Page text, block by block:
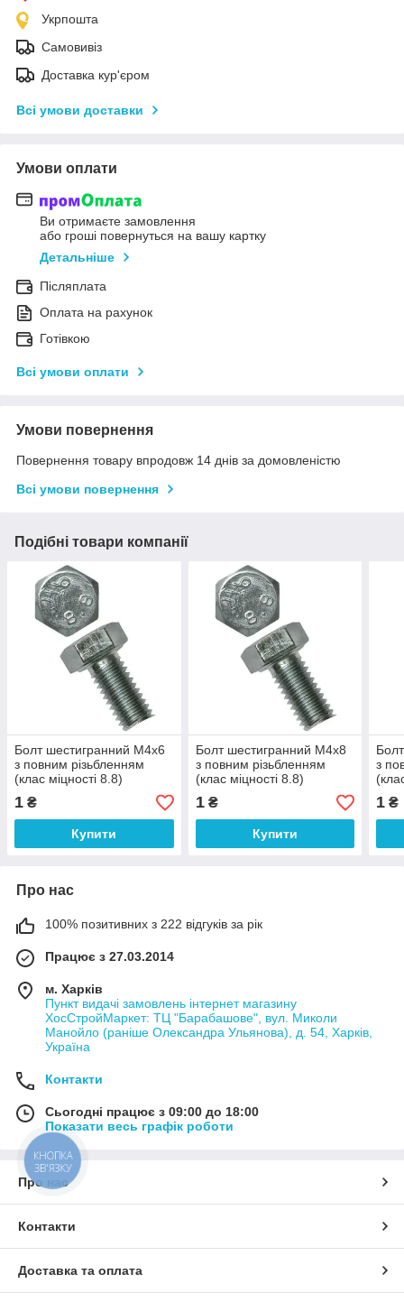
Укрпошта
Самовивіз
Доставка кур'єром
Всі умови доставки
Умови оплати
Ви отримаєте замовлення
або гроші повернуться на вашу картку
Детальніше
Післяплата
Оплата на рахунок
Готівкою
Всі умови оплати
Умови повернення
Повернення товару впродовж 14 днів за домовленістю
Всі умови повернення
Подібні товари компанії
Болт шестигранний М4х6
з повним різьбленням
(клас міцності 8.8)
1 ₴
Купити
Болт шестигранний М4х8
з повним різьбленням
(клас міцності 8.8)
1₴
Купити
з
1 ₴
Про нас
100% позитивних з 222 відгуків за рік
Працює з 27.03.2014
м. Харків
Пункт видачі замовлень інтернет магазину
ХосСтройМаркет: ТЦ "Барабашове", вул. Миколи
Манойло (раніше Олександра Ульянова), д. 54, Харків,
Україна
Контакти
Сьогодні працює з 09:00 до 18:00
Показати весь графік роботи
Про нас
Контакти
Доставка та оплата
КНОПКА
ЗВ'ЯЗКУ